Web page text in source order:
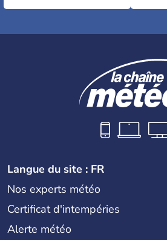
Langue du site : FR
Nos experts météo
Certificat d'intempéries
Alerte météo